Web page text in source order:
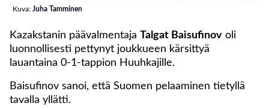
Kuva: Juha Tamminen
Kazakstanin päävalmentaja Talgat Baisufinov oli
luonnollisesti pettynyt joukkueen kärsittyä
lauantaina 0-1-tappion Huuhkajille.
Baisufinov sanoi, että Suomen pelaaminen tietyllä
tavalla yllätti.